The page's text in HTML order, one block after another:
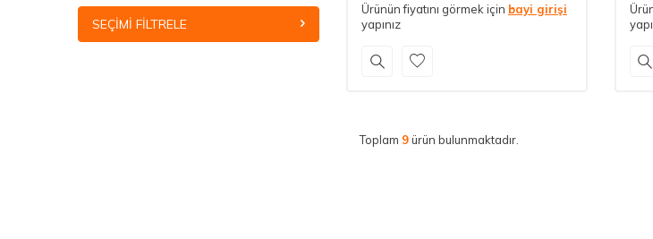
SEÇIMI FILTRELE
Ürünün fiyatını görmek için bayi girişi
yapınız
Toplam 9ürün bulunmaktadır.